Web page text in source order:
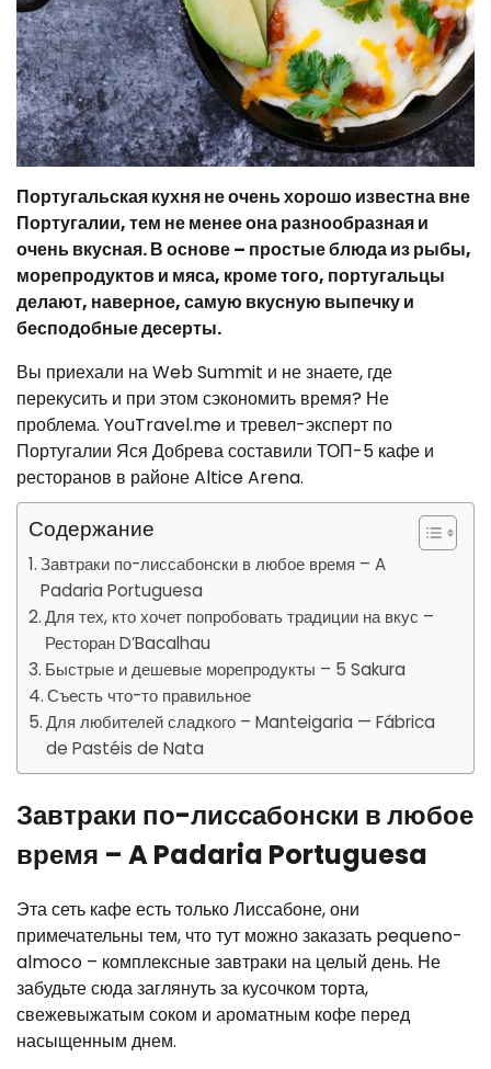
Португальская кухня не очень хорошо известна вне
Португалии, тем не менее она разнообразная и
очень вкусная. В основе – простые блюда из рыбы,
морепродуктов и мяса, кроме того, португальцы
делают, наверное, самую вкусную выпечку и
бесподобные десерты.
Вы приехали на Web Summit и не знаете, где
перекусить и при этом сэкономить время? Не
проблема. YouTravel.me и тревел-эксперт по
Португалии Яся Добрева составили ТОП-5 кафе и
ресторанов в районе Altice Arena.
Содержание
Завтраки по-лиссабонски в любое время – A
Padaria Portuguesa
Для тех, кто хочет попробовать традиции на вкус –
Ресторан D’Bacalhau
Быстрые и дешевые морепродукты – 5 Sakura
Съесть что-то правильное
Для любителей сладкого – Manteigaria — Fábrica
de Pastéis de Nata
Завтраки по-лиссабонски в любое
время – A Padaria Portuguesa
Эта сеть кафе есть только Лиссабоне, они
примечательны тем, что тут можно заказать pequeno-
almoco – комплексные завтраки на целый день. Не
забудьте сюда заглянуть за кусочком торта,
свежевыжатым соком и ароматным кофе перед
насыщенным днем.